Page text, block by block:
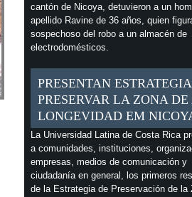
cantón de Nicoya, detuvieron a un
apellido Ravine de 36 años, quien
sospechoso del robo a un almacén de
electrodomésticos.
PRESENTAN
PRESERVAR LA ZONA DE
LONGEVIDAD EM
La Universidad Latina de Costa Rica
a comunidades, instituciones,
empresas, medios de comunicación y
ciudadanía en general, los primeros
de la Estrategia de Preservación de la